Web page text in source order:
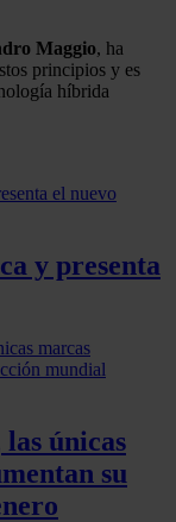
Maggio, ha
principios y es
híbrida
y presenta
únicas
su